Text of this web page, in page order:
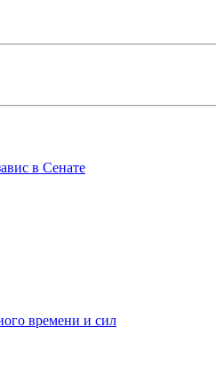
в Сенате
времени и сил